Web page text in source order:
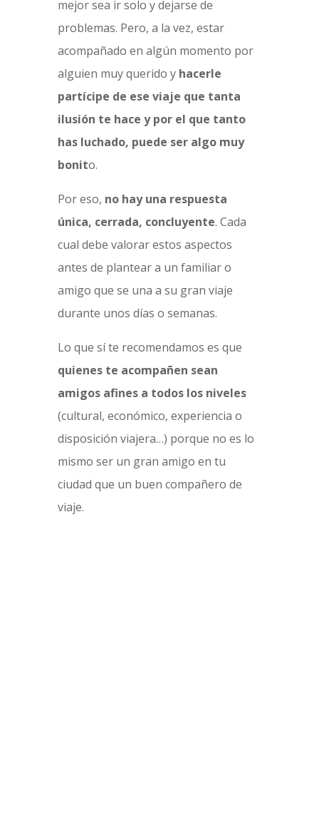
mejor sea ir solo y dejarse de
problemas. Pero, a la vez, estar
acompañado en algún momento por
alguien muy querido y hacerle
partícipe de ese viaje que tanta
ilusión te hace y por el que tanto
has luchado, puede ser algo muy
bonito.
Por eso, no hay una respuesta
única, cerrada, concluyente. Cada
cual debe valorar estos aspectos
antes de plantear a un familiar o
amigo que se una a su gran viaje
durante unos días o semanas.
Lo que sí te recomendamos es que
quienes te acompañen sean
amigos afines a todos los niveles
(cultural, económico, experiencia o
disposición viajera…) porque no es lo
mismo ser un gran amigo en tu
ciudad que un buen compañero de
viaje.